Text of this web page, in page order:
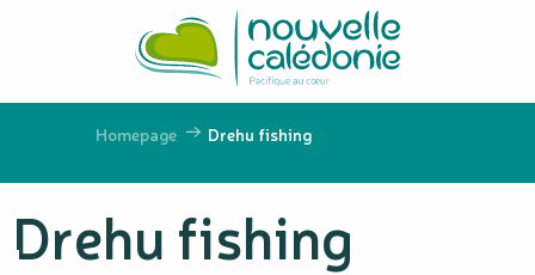
principal
Homepage Drehu fishing
Drehu fishing